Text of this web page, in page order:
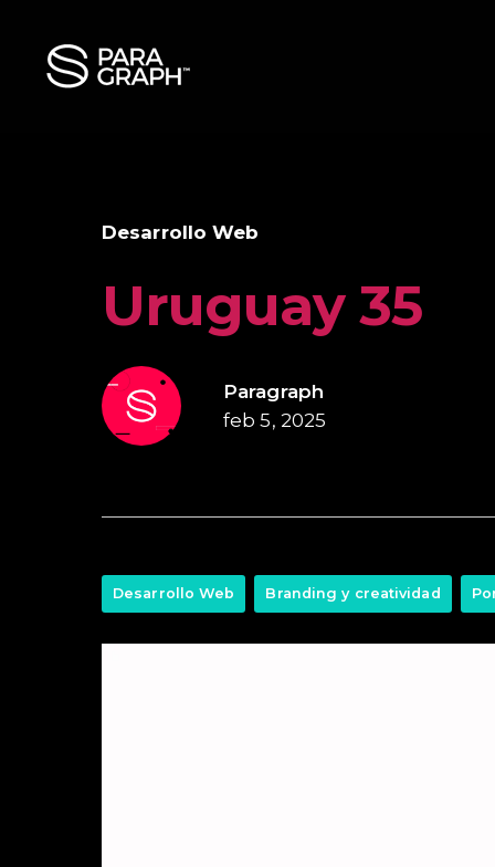
Desarrollo Web
Uruguay 35
Paragraph
feb 5, 2025
Desarrollo Web Branding y creatividad